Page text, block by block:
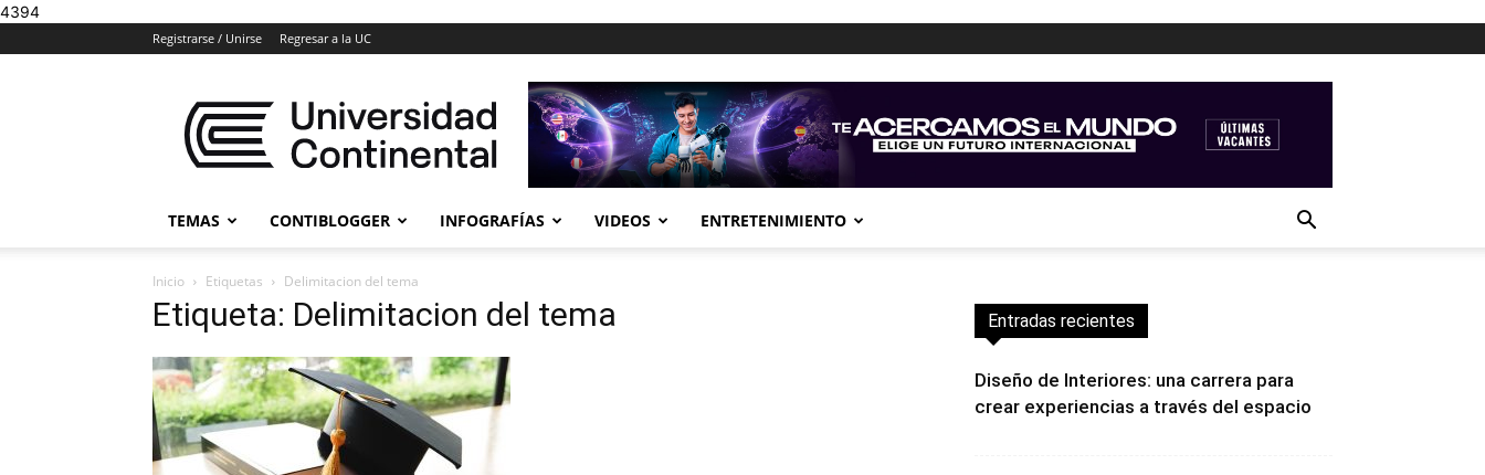
4394
Registrarse / Unirse Regresar a la UC
Universidad
Continental
TEMAS CONTIBLOGGER INFOGRAFÍAS VIDEOS ENTRETENIMIENTO
Inicio Etiquetas Delimitacion del tema
Etiqueta: Delimitacion del tema Entradas recientes
Diseño de Interiores: una carrera para
crear experiencias a través del espacio